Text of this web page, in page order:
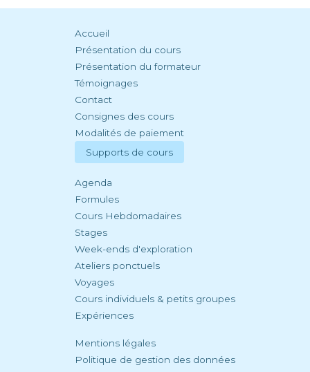
Accueil
Présentation du cours
Présentation du formateur
Témoignages
Contact
Consignes des cours
Modalités de paiement
Supports de cours
Agenda
Formules
Cours Hebdomadaires
Stages
Week-ends d'exploration
Ateliers ponctuels
Voyages
Cours individuels & petits groupes
Expériences
Mentions légales
Politique de gestion des données